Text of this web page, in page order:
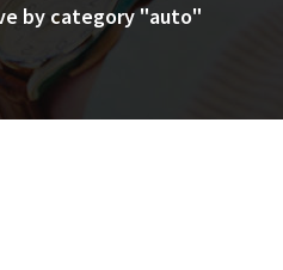
by category "auto"